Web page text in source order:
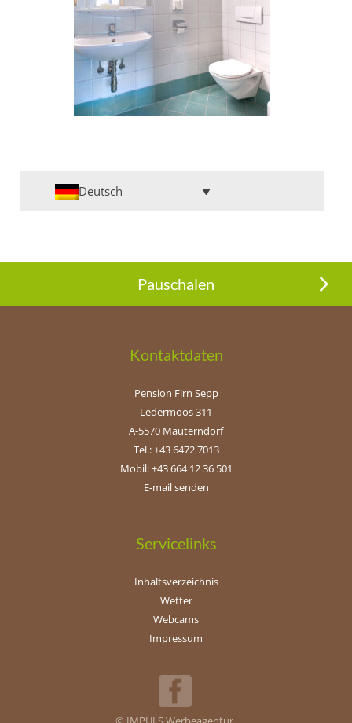
Deutsch
Pauschalen
Kontaktdaten
Pension Firn Sepp
Ledermoos 311
A-5570 Mauterndorf
Tel.: +43 6472 7013
Mobil: +43 664 12 36 501
E-mail senden
Servicelinks
Inhaltsverzeichnis
Wetter
Webcams
Impressum